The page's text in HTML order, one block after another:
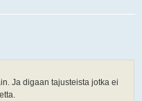
Ja digaan tajusteista jotka ei